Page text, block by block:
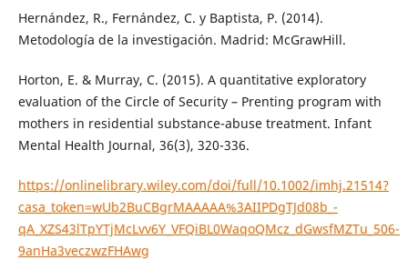
Hernández, R., Fernández, C. y Baptista, P. (2014).
Metodología de la investigación. Madrid: McGrawHill.
Horton, E. & Murray, C. (2015). A quantitative exploratory
evaluation of the Circle of Security – Prenting program with
mothers in residential substance-abuse treatment. Infant
Mental Health Journal, 36(3), 320-336.
https://onlinelibrary.wiley.com/doi/full/10.1002/imhj.21514?
casa_token=wUb2BuCBgrMAAAAA%3AIIPDgTJd08b_-
qA_XZS43lTpYTjMcLvv6Y_VFQiBL0WaqoQMcz_dGwsfMZTu_506-
9anHa3veczwzFHAwg